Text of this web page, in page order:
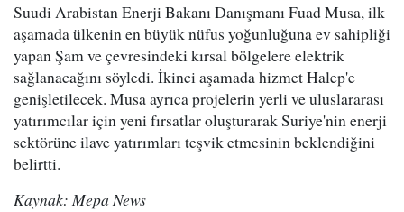
Suudi Arabistan Enerji Bakanı Danışmanı Fuad Musa, ilk
aşamada ülkenin en büyük nüfus yoğunluğuna ev sahipliği
yapan Şam ve çevresindeki kırsal bölgelere elektrik
sağlanacağını söyledi. İkinci aşamada hizmet Halep'e
genişletilecek. Musa ayrıca projelerin yerli ve uluslararası
yatırımcılar için yeni fırsatlar oluşturarak Suriye'nin enerji
sektörüne ilave yatırımları teşvik etmesinin beklendiğini
belirtti.
Kaynak: Mepa News